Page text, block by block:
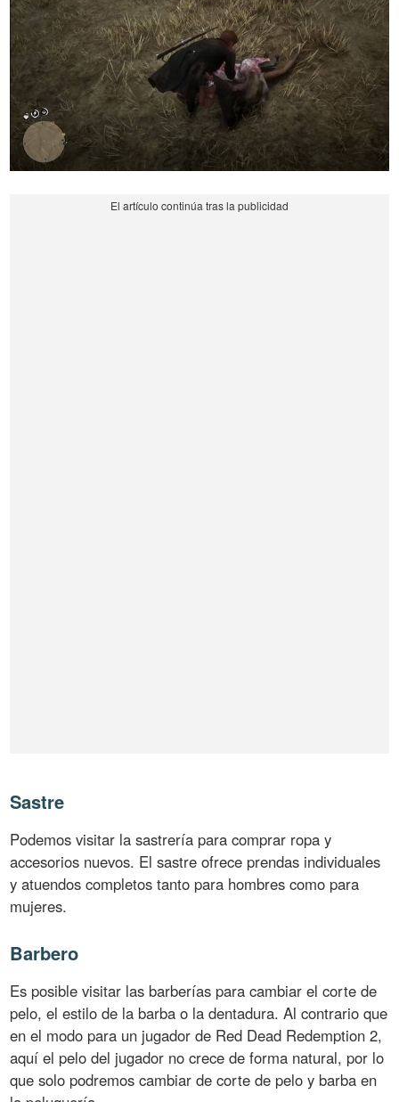
Sastre
Podemos visitar la sastrería para comprar ropa y
accesorios nuevos. El sastre ofrece prendas individuales
y atuendos completos tanto para hombres como para
mujeres.
Barbero
Es posible visitar las barberías para cambiar el corte de
pelo, el estilo de la barba o la dentadura. Al contrario que
en el modo para un jugador de Red Dead Redemption 2,
aquí el pelo del jugador no crece de forma natural, por lo
que solo podremos cambiar de corte de pelo y barba en